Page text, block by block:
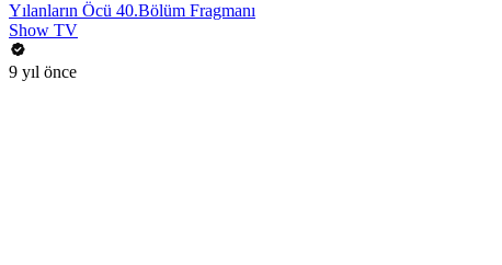
Yılanların Öcü 40.Bölüm Fragmanı
Show TV
9 yıl önce